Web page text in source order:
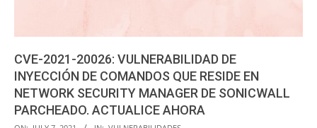
CVE-2021-20026: VULNERABILIDAD DE
INYECCIÓN DE COMANDOS QUE RESIDE EN
NETWORK SECURITY MANAGER DE SONICWALL
PARCHEADO. ACTUALICE AHORA